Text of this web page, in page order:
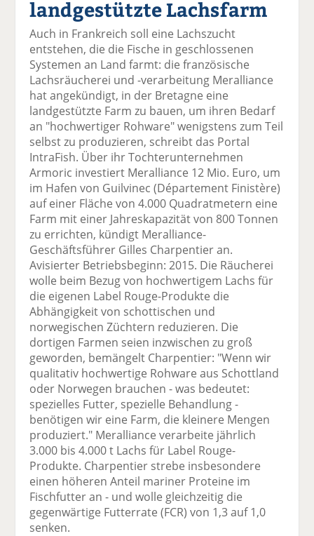
el
a
uf
F
ac
e
b
o
o
k
te
il
e
n
el
t
wi
tt
er
n
el
a
Li
n
k
di
n
te
il
e
n
el
p
ai
v
er
d
e
n
n
landgestützte Lachsfarm
Auch in Frankreich soll eine Lachszucht
entstehen, die die Fische in geschlossenen
Systemen an Land farmt: die französische
Lachsräucherei und -verarbeitung Meralliance
hat angekündigt, in der Bretagne eine
landgestützte Farm zu bauen, um ihren Bedarf
an "hochwertiger Rohware" wenigstens zum Teil
selbst zu produzieren, schreibt das Portal
IntraFish. Über ihr Tochterunternehmen
Armoric investiert Meralliance 12 Mio. Euro, um
im Hafen von Guilvinec (Département Finistère)
auf einer Fläche von 4.000 Quadratmetern eine
Farm mit einer Jahreskapazität von 800 Tonnen
zu errichten, kündigt Meralliance-
Geschäftsführer Gilles Charpentier an.
Avisierter Betriebsbeginn: 2015. Die Räucherei
wolle beim Bezug von hochwertigem Lachs für
die eigenen Label Rouge-Produkte die
Abhängigkeit von schottischen und
norwegischen Züchtern reduzieren. Die
dortigen Farmen seien inzwischen zu groß
geworden, bemängelt Charpentier: "Wenn wir
qualitativ hochwertige Rohware aus Schottland
oder Norwegen brauchen - was bedeutet:
spezielles Futter, spezielle Behandlung -
benötigen wir eine Farm, die kleinere Mengen
produziert." Meralliance verarbeite jährlich
3.000 bis 4.000 t Lachs für Label Rouge-
Produkte. Charpentier strebe insbesondere
einen höheren Anteil mariner Proteine im
Fischfutter an - und wolle gleichzeitig die
gegenwärtige Futterrate (FCR) von 1,3 auf 1,0
senken.